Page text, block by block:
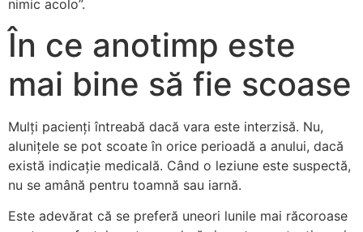
nimic acolo”.
În ce anotimp este
mai bine să fie scoase
Mulți pacienți întreabă dacă vara este interzisă. Nu,
alunițele se pot scoate în orice perioadă a anului, dacă
există indicație medicală. Când o leziune este suspectă,
nu se amână pentru toamnă sau iarnă.
Este adevărat că se preferă uneori lunile mai răcoroase